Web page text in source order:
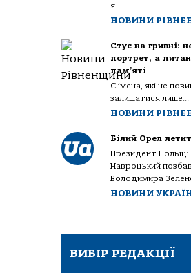
я...
НОВИНИ
Стус на гривні:
портрет, а
пам’яті
Є імена, які не
залишатися лише...
НОВИНИ
Білий Орел
Президент Польщі
Навроцький
Володимира
НОВИНИ
ВИБІР РЕДАКЦІЇ